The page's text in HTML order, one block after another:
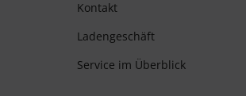
Kontakt
Ladengeschäft
Service im Überblick